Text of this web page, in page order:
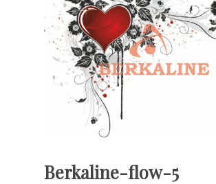
Berkaline-flow-5